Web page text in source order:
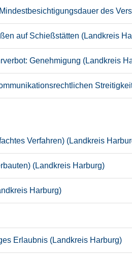
des
auf Schießstätten (Landkreis
Genehmigung (Landkreis
Verfahren) (Landkreis
(Landkreis Harburg)
Harburg)
Erlaubnis (Landkreis Harburg)